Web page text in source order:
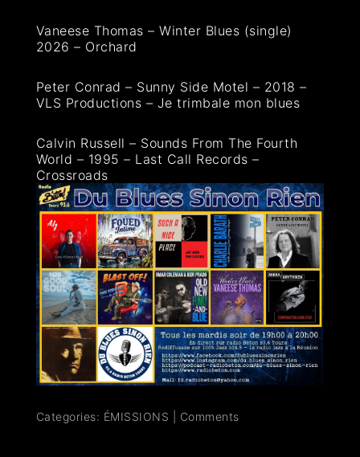
Vaneese Thomas – Winter Blues (single)
2026 – Orchard
Peter Conrad – Sunny Side Motel – 2018 –
VLS Productions – Je trimbale mon blues
Calvin Russell – Sounds From The Fourth
World – 1995 – Last Call Records –
Crossroads
Categories: ÉMISSIONS Comments